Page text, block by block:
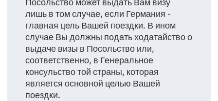
Посольство может выдать Вам визу
лишь в том случае, если Германия -
главная цель Вашей поездки. В ином
случае Вы должны подать ходатайство о
выдаче визы в Посольство или,
соответственно, в Генеральное
консульство той страны, которая
является основной целью Вашей
поездки.